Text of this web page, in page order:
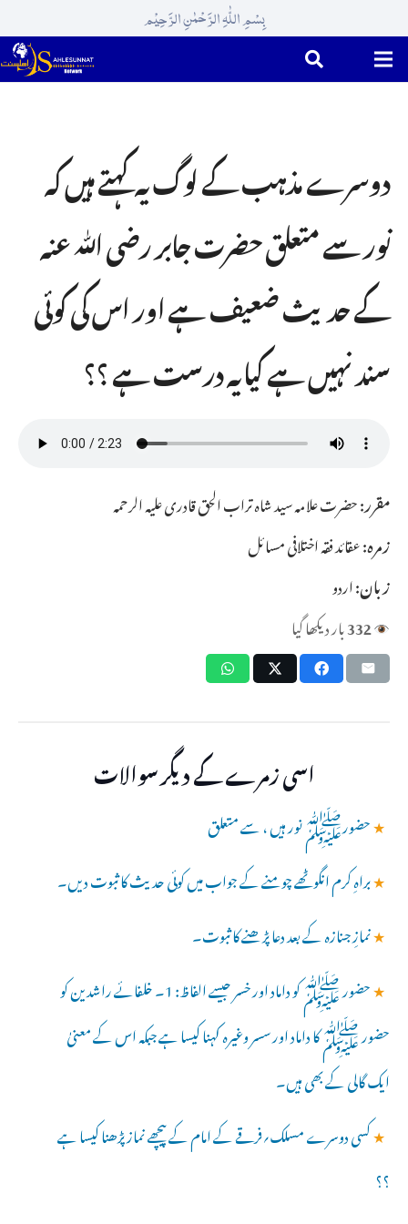
بِسْمِ اللّٰہِ الرَّحْمٰنِ الرَّحِیْم
دوسرے مذہب کے لوگ یہ کہتے ہیں کہ
نور سے متعلق حضرت جابر رضی ﷲ عنہ
کے حدیث ضعیف ہے اور اس کی کوئی
سند نہیں ہے کیا یہ درست ہے ؟؟
مقرر:حضرت علامہ سید شاہ تراب الحق قادری علیہ الرحمہ
زمرہ:عقائد فقہ اختلافی مسائل
زبان:اردو
332بار دیکھا گیا
اسی زمرے کے دیگر سوالات
★حضورﷺ نور ہیں ، سے متعلق
★براہِ کرم انگوٹھے چومنے کے جواب میں کوئی حدیث کا ثبوت دیں۔
★نمازِ جنازہ کے بعد دعا پڑھنے کا ثبوت۔
★
حضور ﷺ کو داماد اور خسر جیسے الفاظ: 1۔ خلفائے راشدین کو
حضور ﷺ کا داماد اور سسر وغیرہ کہنا کیسا ہے جبکہ اس کے معنیٰ
ایک گالی کے بھی ہیں۔
★کسی دوسرے مسلک؍فرقے کے امام کے پیچھے نماز پڑھنا کیسا ہے
؟؟